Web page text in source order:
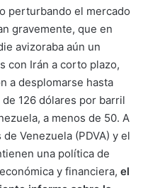
perturbando el mercado
gravemente, que en
avizoraba aún un
con Irán a corto plazo,
a desplomarse hasta
126 dólares por barril
a menos de 50. A
Venezuela (PDVA) y el
una política de
y financiera, el